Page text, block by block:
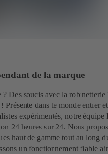
de la marque
Des soucis avec la robinetterie
Présente dans le monde entier et
expérimentés, notre équipe
24 heures sur 24. Nous
haut de gamme tout au long
un fonctionnement fiable